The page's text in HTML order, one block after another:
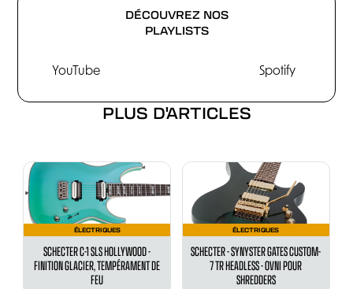
DÉCOUVREZ NOS
PLAYLISTS
YouTube Spotify
PLUS D'ARTICLES
ÉLECTRIQUES
SCHECTER C-1 SLS HOLLYWOOD -
FINITION GLACIER, TEMPÉRAMENT DE
FEU
ÉLECTRIQUES
SCHECTER - SYNYSTER GATES CUSTOM-
7 TR HEADLESS - OVNI POUR
SHREDDERS